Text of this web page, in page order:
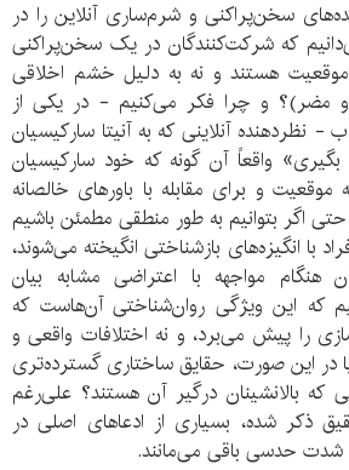
سخن‌پراکنی ‌و شرم‌ساری آنلاین را در
که شرکت‌کنندگان در یک سخن‌پراکنی
موقعیت هستند و نه به دلیل خشم اخلاقی
مضر)؟ و چرا فکر می‌کنیم - در یکی از
- نظر‌دهنده آنلاینی که به آنیتا سارکیسیان
بگیری» واقعاً آن گونه که خود سارکیسیان
موقعیت و برای مقابله با باورهای خالصانه
اگر بتوانیم به طور منطقی مطمئن باشیم
با انگیزه‌های بازشناختی انگیخته می‌شوند،
هنگام مواجهه با اعتراضی مشابه بیان
که این ویژگی روان‌شناختی آن‌هاست که
را پیش می‌برد، و نه اختلافات واقعی و
در این صورت، حقایق ساختاری گسترده‌تری
که بالانشینان درگیر آن هستند؟ علی‌رغم
ذکر شده، بسیاری از ادعاهای اصلی در
شدت حدسی باقی می‌مانند.